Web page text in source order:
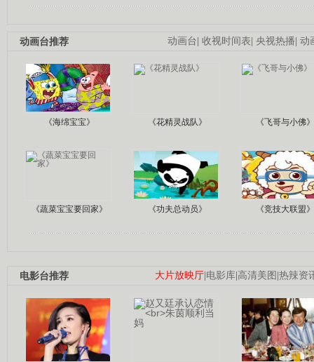
动画台| 收视时间表| 央视热播| 动
动画台推荐
《海绵宝宝》 《花精灵战队》 《飞哥与小佛》
《蔬菜宝宝要回家》 《功夫总动员》 《竞技大联盟》
大片放映厅|电影库|高清美图 |热辣资
电影台推荐